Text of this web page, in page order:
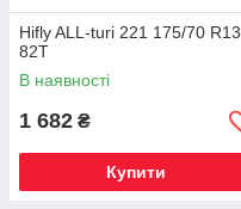
Hifly ALL-turi 221 175/70 R13
82T
В наявності
1 682 ₴
Купити